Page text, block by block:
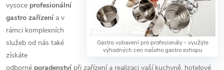
Gastro vybavení pro profesionály - využijte
výhodných cen našeho gastro eshopu
vysoce profesionální
gastro zařízení a v
rámci komplexních
služeb od nás také
získáte
odborné poradenství při zařízení a realizaci vaší kuchyně, hotelové